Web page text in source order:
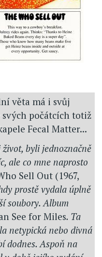
věta má i svůj
svých počátcích totiž
Fecal Matter...
byli jednoznačně
ale co mne naprosto
Sell Out (1967,
prostě vydala úplně
soubory. Album
See for Miles. Ta
netypická nebo divná
dodnes. Aspoň na